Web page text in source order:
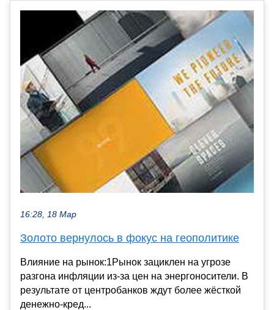
16:28, 18 Мар
Золото вернулось в фокус на геополитике
Влияние на рынок:1Рынок зациклен на угрозе
разгона инфляции из-за цен на энергоносители. В
результате от центробанков ждут более жёсткой
денежно-кред...